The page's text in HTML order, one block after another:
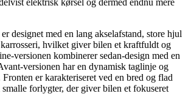
designet med en lang akselafstand, store hjul
hvilket giver bilen et kraftfuldt og
versionen kombinerer sedan-design med en
versionen har en dynamisk taglinje og
er karakteriseret ved en bred og flad
forlygter, der giver bilen et fokuseret